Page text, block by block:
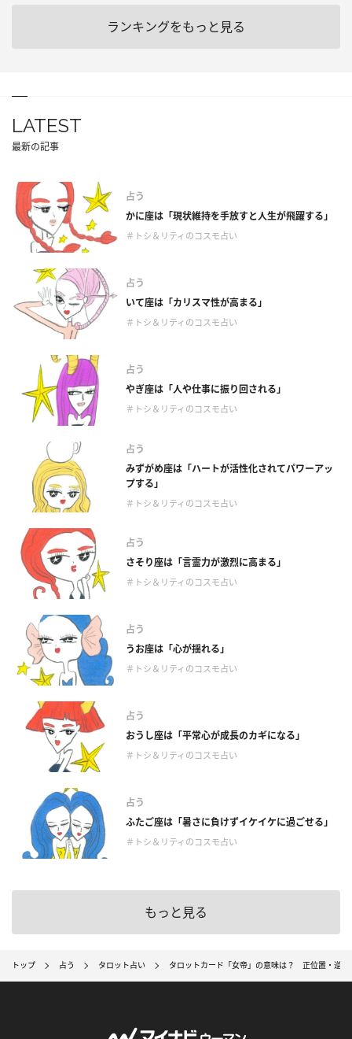
ランキングをもっと見る
LATEST
最新の記事
占う
かに座は「現状維持を手放すと人生が飛躍する」
＃トシ＆リティのコスモ占い
占う
いて座は「カリスマ性が高まる」
＃トシ＆リティのコスモ占い
占う
やぎ座は「人や仕事に振り回される」
＃トシ＆リティのコスモ占い
占う
みずがめ座は「ハートが活性化されてパワーアッ
プする」
＃トシ＆リティのコスモ占い
占う
さそり座は「言霊力が激烈に高まる」
＃トシ＆リティのコスモ占い
占う
うお座は「心が揺れる」
＃トシ＆リティのコスモ占い
占う
おうし座は「平常心が成長のカギになる」
＃トシ＆リティのコスモ占い
占う
ふたご座は「暑さに負けずイケイケに過ごせる」
＃トシ＆リティのコスモ占い
もっと見る
トップ 占う タロット占い タロットカード「女帝」の意味は？ 正位置・逆位